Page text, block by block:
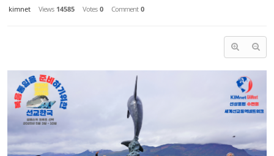
kimnet Views 14585 Votes 0 Comment 0